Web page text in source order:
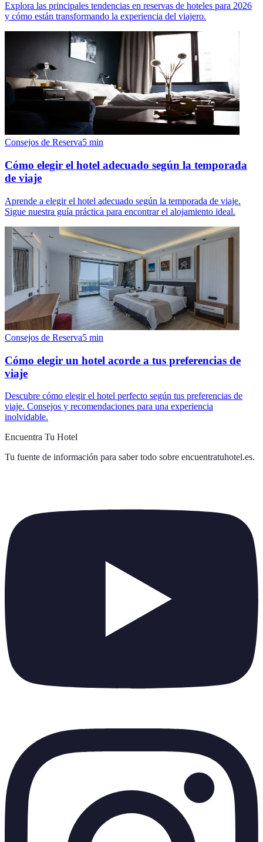
Explora las principales tendencias en reservas de hoteles para 2026
y cómo están transformando la experiencia del viajero.
Consejos de Reserva5 min
Cómo elegir el hotel adecuado según la temporada
de viaje
Aprende a elegir el hotel adecuado según la temporada de viaje.
Sigue nuestra guía práctica para encontrar el alojamiento ideal.
Consejos de Reserva5 min
Cómo elegir un hotel acorde a tus preferencias de
viaje
Descubre cómo elegir el hotel perfecto según tus preferencias de
viaje. Consejos y recomendaciones para una experiencia
inolvidable.
Encuentra Tu Hotel
Tu fuente de información para saber todo sobre encuentratuhotel.es.